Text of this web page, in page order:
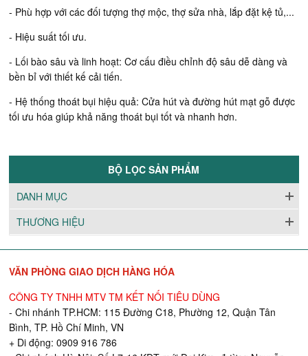
- Phù hợp với các đối tượng thợ mộc, thợ sửa nhà, lắp đặt kệ tủ,...
- Hiệu suất tối ưu.
- Lối bào sâu và linh hoạt: Cơ cấu điều chỉnh độ sâu dễ dàng và
bền bỉ với thiết kế cải tiến.
- Hệ thống thoát bụi hiệu quả: Cửa hút và đường hút mạt gỗ được
tối ưu hóa giúp khả năng thoát bụi tốt và nhanh hơn.
BỘ LỌC SẢN PHẨM
DANH MỤC
THƯƠNG HIỆU
VĂN PHÒNG GIAO DỊCH HÀNG HÓA
CÔNG TY TNHH MTV TM KẾT NỐI TIÊU DÙNG
- Chi nhánh TP.HCM: 115 Đường C18, Phường 12, Quận Tân
Bình, TP. Hồ Chí Minh, VN
+ Di động: 0909 916 786